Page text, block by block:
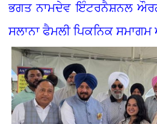
ਭਗਤ ਨਾਮਦੇਵ ਇੰਟਰਨੈਸ਼ਨਲ
ਸਲਾਨਾ ਫੈਮਲੀ ਪਿਕਨਿਕ